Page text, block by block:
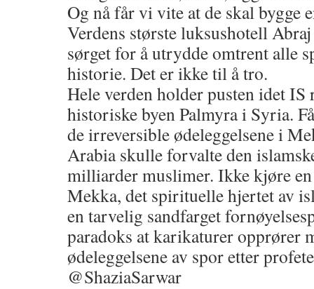
Og nå får vi vite at de skal bygge
Verdens største luksushotell
sørget for å utrydde omtrent alle
historie. Det er ikke til å tro.
Hele verden holder pusten idet
historiske byen Palmyra i Syria.
de irreversible ødeleggelsene i
Arabia skulle forvalte den
milliarder muslimer. Ikke kjøre
Mekka, det spirituelle hjertet av
en tarvelig sandfarget
paradoks at karikaturer opprører
ødeleggelsene av spor etter
@ShaziaSarwar